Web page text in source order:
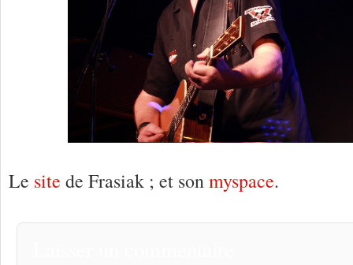
Le site de Frasiak ; et sonmyspace.